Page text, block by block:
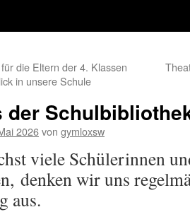
die Eltern der 4. Klassen
in unsere Schule
der
2026von gymloxsw
viele Schülerinnen
denken wir uns
aus.